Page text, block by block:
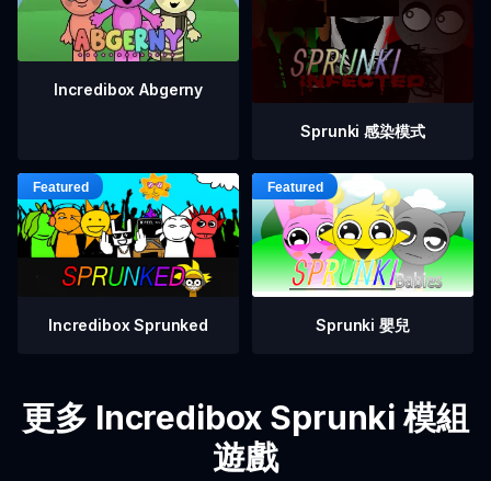
Incredibox Abgerny
Sprunki 感染模式
Incredibox Sprunked Sprunki 嬰兒
更多 Incredibox Sprunki 模組
遊戲